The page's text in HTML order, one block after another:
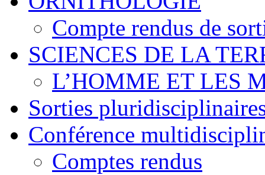
Compte rendus de
SCIENCES DE LA
L’HOMME ET LES
Sorties
Conférence
Comptes rendus